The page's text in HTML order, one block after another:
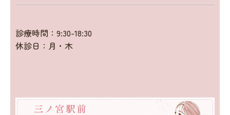
診療時間：9:30-18:30
休診日：月・木